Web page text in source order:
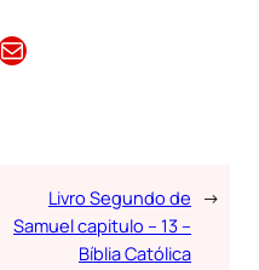
Article
Livro Segundo de
Samuel capitulo – 13 –
Bíblia Católica
→